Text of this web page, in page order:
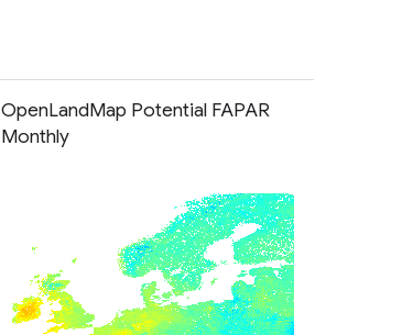
OpenLandMap Potential FAPAR
Monthly